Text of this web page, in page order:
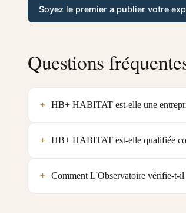
Soyez le premier a publier votre
Questions
HB+ HABITAT est-elle une
HB+ HABITAT est-elle qualifiée
Comment L'Observatoire vérifie-